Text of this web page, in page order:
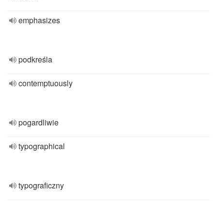
emphasizes
podkreśla
contemptuously
pogardliwie
typographical
typograficzny